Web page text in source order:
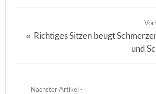
-
« Richtiges Sitzen beugt
und
Nächster Artikel -